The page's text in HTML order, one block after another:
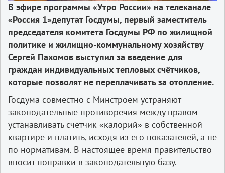
В эфире программы «Утро России» на телеканале
«Россия 1»депутат Госдумы, первый заместитель
председателя комитета Госдумы РФ по жилищной
политике и жилищно-коммунальному хозяйству
Сергей Пахомов выступил за введение для
граждан индивидуальных тепловых счётчиков,
которые позволят не переплачивать за отопление.
Госдума совместно с Минстроем устраняют
законодательные противоречия между правом
устанавливать счётчик «калорий» в собственной
квартире и платить, исходя из его показателей, а не
по нормативам. В настоящее время правительство
вносит поправки в законодательную базу.